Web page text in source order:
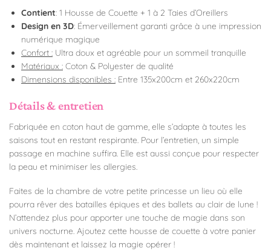
Contient: 1 Housse de Couette + 1 à 2 Taies d’Oreillers
Design en 3D: Émerveillement garanti grâce à une impression
numérique magique
Confort : Ultra doux et agréable pour un sommeil tranquille
Matériaux : Coton & Polyester de qualité
Dimensions disponibles : Entre 135x200cm et 260x220cm
Détails & entretien
Fabriquée en coton haut de gamme, elle s’adapte à toutes les
saisons tout en restant respirante. Pour l’entretien, un simple
passage en machine suffira. Elle est aussi conçue pour respecter
la peau et minimiser les allergies.
Faites de la chambre de votre petite princesse un lieu où elle
pourra rêver des batailles épiques et des ballets au clair de lune !
N’attendez plus pour apporter une touche de magie dans son
univers nocturne. Ajoutez cette housse de couette à votre panier
dès maintenant et laissez la magie opérer !